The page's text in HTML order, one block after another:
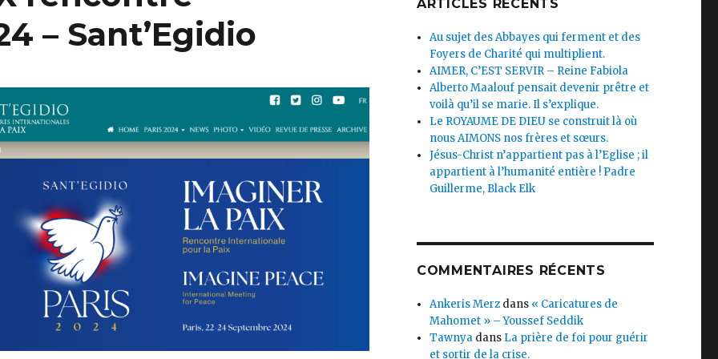
– Sant’Egidio
ARTICLES RÉCENTS
Au sujet des Abbayes qui ferment et des
Foyers de Charité qui multiplient.
AIMER, C’EST SERVIR – Reine Fabiola
Alberto Maalouf pensait devenir prêtre et
voilà qu’il se marie. Il s’explique.
Le ROYAUME DE DIEU se construit là où
nous AIMONS nos frères et sœurs.
Jésus-Christ n’appartient pas à l’Eglise ; il
appartient à l’humanité entière ! Padre
Guillerme, Black Elk
COMMENTAIRES RÉCENTS
Ankeris Merz dans « Caricatures de
Mahomet » – Youssef Seddik
Tawnya dans La prière de foi pour guérir
et sortir de la crise.